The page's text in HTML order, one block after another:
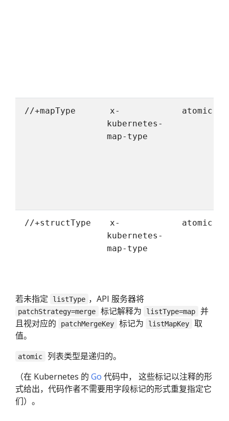
//+mapType
x-
kubernetes-
map-type
atomic
//+structType
x-
kubernetes-
map-type
atomic
若未指定 listType ，API 服务器将
patchStrategy=merge 标记解释为 listType=map
并
且视对应的
patchMergeKey 标记为 listMapKey
取
值。
atomic
列表类型是递归的。
（在 Kubernetes 的 Go 代码中， 这些标记以注释的形
式给出，代码作者不需要用字段标记的形式重复指定它
们）。